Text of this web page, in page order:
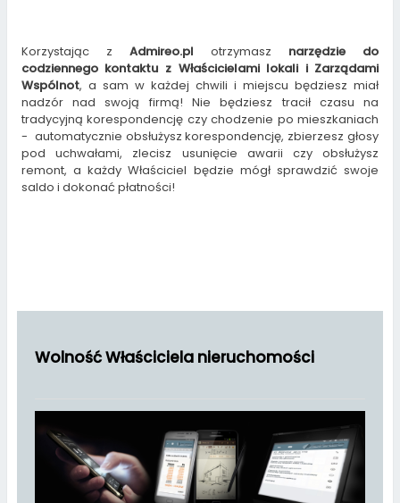
Korzystając z Admireo.pl otrzymasz narzędzie do
codziennego kontaktu z Właścicielami lokali i Zarządami
Wspólnot, a sam w każdej chwili i miejscu będziesz miał
nadzór nad swoją firmą! Nie będziesz tracił czasu na
tradycyjną korespondencję czy chodzenie po mieszkaniach
- automatycznie obsłużysz korespondencję, zbierzesz głosy
pod uchwałami, zlecisz usunięcie awarii czy obsłużysz
remont, a każdy Właściciel będzie mógł sprawdzić swoje
saldo i dokonać płatności!
Wolność Właściciela nieruchomości